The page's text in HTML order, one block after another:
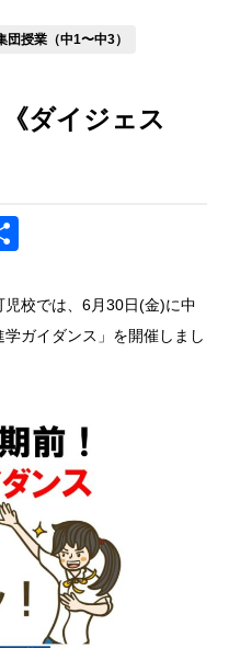
団授業（中1〜中3）
ダイジェス
校では、6月30日(金)に中
ガイダンス」を開催しまし